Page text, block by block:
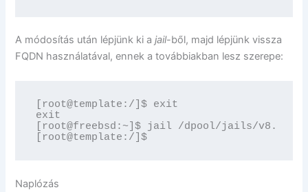
A módosítás után lépjünk ki ajail-ből, majd lépjünk vissza
FQDN használatával, ennek a továbbiakban lesz szerepe:
[root@template:/]$ exit
exit
[root@freebsd:~]$ jail /dpool/jails/v8.1.0/
[root@template:/]$
Naplózás